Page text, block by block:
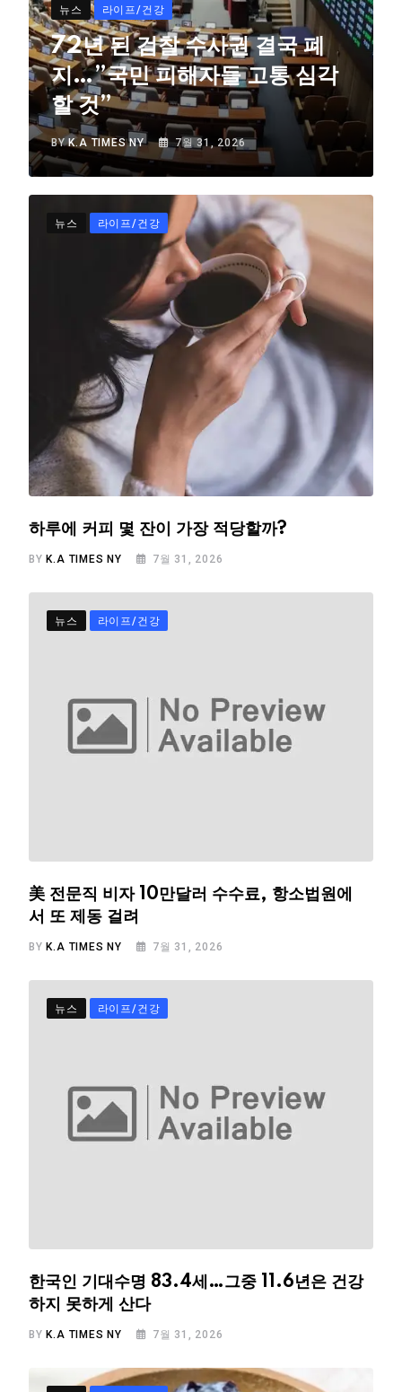
뉴스 라이프/건강
72년 된 검찰 수사권 결국 폐
지…”국민 피해자들 고통 심각
할 것”
BYK.A TIMES NY 7월 31, 2026
뉴스 라이프/건강
하루에 커피 몇 잔이 가장 적당할까?
BYK.A TIMES NY 7월 31, 2026
뉴스 라이프/건강
美 전문직 비자 10만달러 수수료, 항소법원에
서 또 제동 걸려
BY K.A TIMES NY 7월 31, 2026
뉴스 라이프/건강
한국인 기대수명 83.4세…그중 11.6년은 건강
하지 못하게 산다
BY K.A TIMES NY 7월 31, 2026